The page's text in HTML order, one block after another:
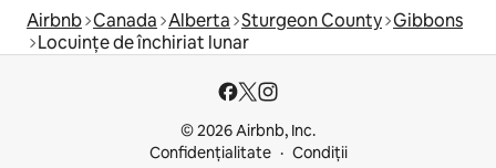
Airbnb Canada Alberta Sturgeon County Gibbons
Locuințe de închiriat lunar
© 2026 Airbnb, Inc.
Confidențialitate
Condiții